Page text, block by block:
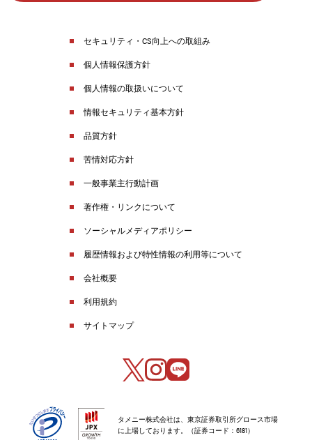
セキュリティ・CS向上への取組み
個人情報保護方針
個人情報の取扱いについて
情報セキュリティ基本方針
品質方針
苦情対応方針
一般事業主行動計画
著作権・リンクについて
ソーシャルメディアポリシー
履歴情報および特性情報の利用等について
会社概要
利用規約
サイトマップ
タメニー株式会社は、東京証券取引所グロース市場
に上場しております。（証券コード：6181）